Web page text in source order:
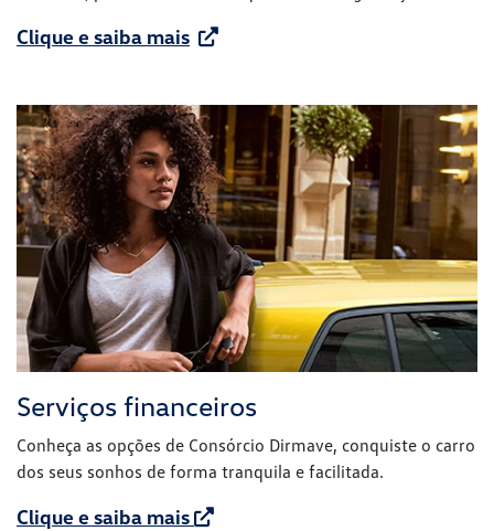
Clique e saiba mais
Serviços financeiros
Conheça as opções de Consórcio Dirmave, conquiste o carro
dos seus sonhos de forma tranquila e facilitada.
Clique e saiba mais